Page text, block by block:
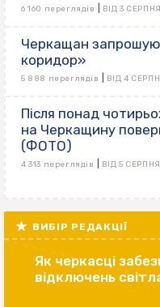
6 160 переглядів ВІД 3
Черкащан
коридор»
5 888 переглядів ВІД 4
Після понад
на Черкащину
(ФОТО)
4 313 переглядів ВІД 5
ВИБІР РЕДАКЦІЇ
Як черкасці
відключень